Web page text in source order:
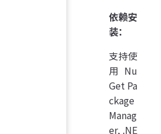
依赖安
装：
支持使
用 Nu
Get Pa
ckage
Manag
er, .NE